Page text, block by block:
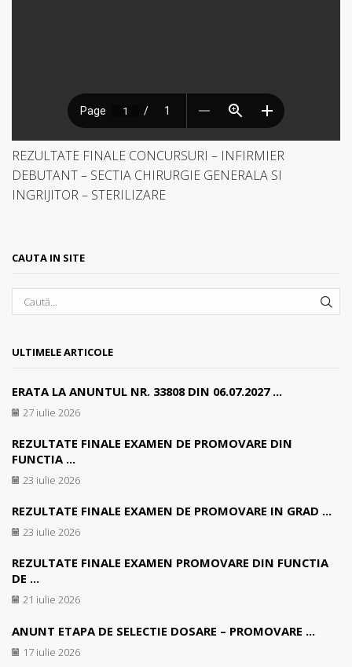
REZULTATE FINALE CONCURSURI – INFIRMIER
DEBUTANT – SECTIA CHIRURGIE GENERALA SI
INGRIJITOR – STERILIZARE
CAUTA IN SITE
ULTIMELE ARTICOLE
ERATA LA ANUNTUL NR. 33808 DIN 06.07.2027 ...
27 iulie 2026
REZULTATE FINALE EXAMEN DE PROMOVARE DIN
FUNCTIA ...
23 iulie 2026
REZULTATE FINALE EXAMEN DE PROMOVARE IN GRAD ...
23 iulie 2026
REZULTATE FINALE EXAMEN PROMOVARE DIN FUNCTIA
DE ...
21 iulie 2026
ANUNT ETAPA DE SELECTIE DOSARE – PROMOVARE ...
17 iulie 2026